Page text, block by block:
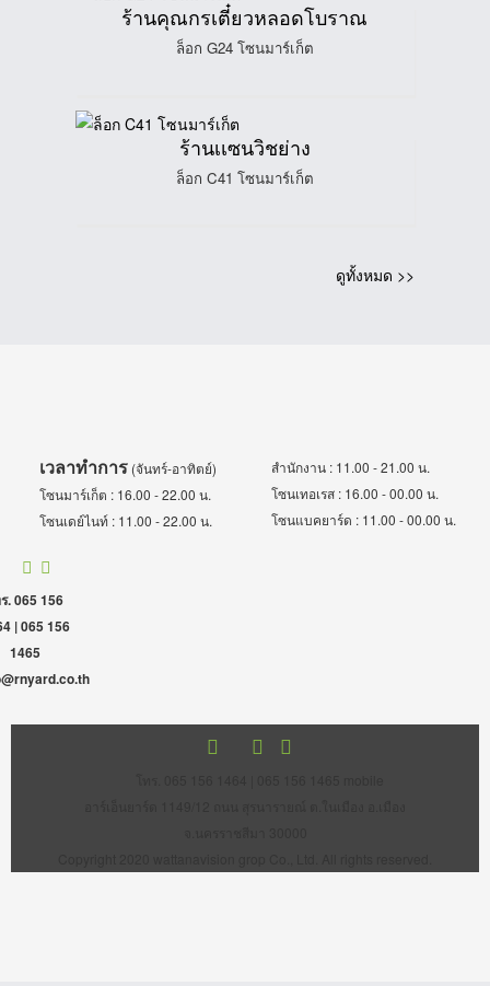
ร้านคุณกรเตี๋ยวหลอดโบราณ
ล็อก G24 โซนมาร์เก็ต
ร้านเเซนวิชย่าง
ล็อก C41 โซนมาร์เก็ต
ดูทั้งหมด >>
เวลาทำการ(จันทร์-อาทิตย์)
โซนมาร์เก็ต : 16.00 - 22.00 น.
โซนเดย์ไนท์ : 11.00 - 22.00 น.
สำนักงาน : 11.00 - 21.00 น.
โซนเทอเรส : 16.00 - 00.00 น.
โซนแบคยาร์ด : 11.00 - 00.00 น.
. 065 156
| 065 156
1465